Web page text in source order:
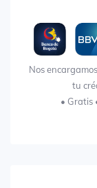
Nos
tu
• Gratis